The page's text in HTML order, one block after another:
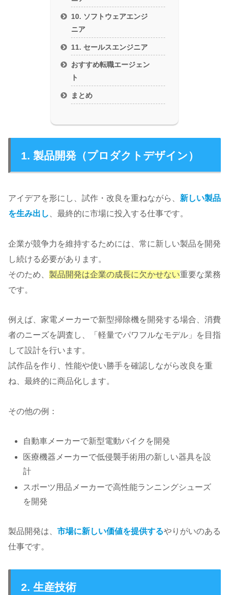
10. ソフトウェアエンジ
ニア
11. セールスエンジニア
おすすめ転職エージェン
ト
まとめ
1. 製品開発（プロダクトデザイン）
アイデアを形にし、試作・改良を重ねながら、 新しい製品
を生み出し
、最終的に市場に投入する仕事です。
企業が競争力を維持するためには、常に新しい製品を開発
し続ける必要があります。
そのため、 製品開発は企業の成長に欠かせない重要な業務
です。
例えば、家電メーカーで新型掃除機を開発する場合、消費
者のニーズを調査し、「軽量でパワフルなモデル」を目指
して設計を行います。
試作品を作り、性能や使い勝手を確認しながら改良を重
ね、最終的に商品化します。
その他の例：
自動車メーカーで新型電動バイクを開発
医療機器メーカーで低侵襲手術用の新しい器具を設
計
スポーツ用品メーカーで高性能ランニングシューズ
を開発
製品開発は、 市場に新しい価値を提供するやりがいのある
仕事です。
2. 生産技術